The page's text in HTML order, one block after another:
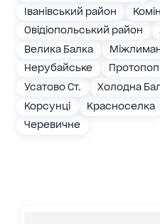
Іванівський район
Овідіопольський район
Велика Балка
Нерубайське
Усатово Ст.
Холодна
Корсунці
Красноселка
Черевичне